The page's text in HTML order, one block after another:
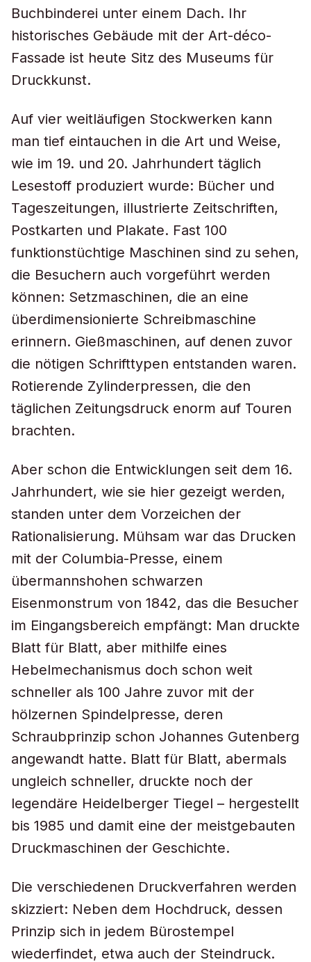
Buchbinderei unter einem Dach. Ihr
historisches Gebäude mit der Art-déco-
Fassade ist heute Sitz des Museums für
Druckkunst.
Auf vier weitläufigen Stockwerken kann
man tief eintauchen in die Art und Weise,
wie im 19. und 20. Jahrhundert täglich
Lesestoff produziert wurde: Bücher und
Tageszeitungen, illustrierte Zeitschriften,
Postkarten und Plakate. Fast 100
funktionstüchtige Maschinen sind zu sehen,
die Besuchern auch vorgeführt werden
können: Setzmaschinen, die an eine
überdimensionierte Schreibmaschine
erinnern. Gießmaschinen, auf denen zuvor
die nötigen Schrifttypen entstanden waren.
Rotierende Zylinderpressen, die den
täglichen Zeitungsdruck enorm auf Touren
brachten.
Aber schon die Entwicklungen seit dem 16.
Jahrhundert, wie sie hier gezeigt werden,
standen unter dem Vorzeichen der
Rationalisierung. Mühsam war das Drucken
mit der Columbia-Presse, einem
übermannshohen schwarzen
Eisenmonstrum von 1842, das die Besucher
im Eingangsbereich empfängt: Man druckte
Blatt für Blatt, aber mithilfe eines
Hebelmechanismus doch schon weit
schneller als 100 Jahre zuvor mit der
hölzernen Spindelpresse, deren
Schraubprinzip schon Johannes Gutenberg
angewandt hatte. Blatt für Blatt, abermals
ungleich schneller, druckte noch der
legendäre Heidelberger Tiegel – hergestellt
bis 1985 und damit eine der meistgebauten
Druckmaschinen der Geschichte.
Die verschiedenen Druckverfahren werden
skizziert: Neben dem Hochdruck, dessen
Prinzip sich in jedem Bürostempel
wiederfindet, etwa auch der Steindruck.